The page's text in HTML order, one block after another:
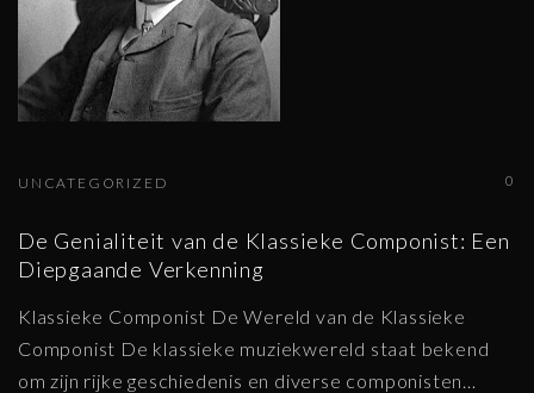
0
UNCATEGORIZED
De Genialiteit van de Klassieke Componist: Een
Diepgaande Verkenning
Klassieke Componist De Wereld van de Klassieke
Componist De klassieke muziekwereld staat bekend
om zijn rijke geschiedenis en diverse componisten